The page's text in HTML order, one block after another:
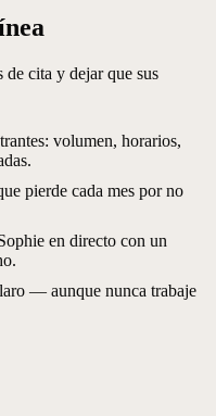
de cita y dejar que sus
volumen, horarios,
pierde cada mes por no
en directo con un
— aunque nunca trabaje